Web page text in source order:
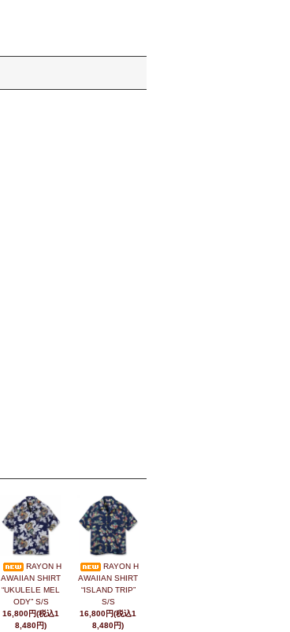
RAYON H
AWAIIAN SHIRT
“UKULELE MEL
ODY” S/S
16,800円(税込1
8,480円)
RAYON H
AWAIIAN SHIRT
“ISLAND TRIP”
S/S
16,800円(税込1
8,480円)